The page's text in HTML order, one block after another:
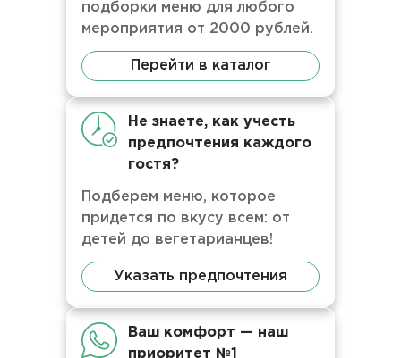
подборки меню для любого
мероприятия от 2000 рублей.
Перейти в каталог
Не знаете, как учесть
предпочтения каждого
гостя?
Подберем меню, которое
придется по вкусу всем: от
детей до вегетарианцев!
Указать предпочтения
Ваш комфорт — наш
приоритет №1